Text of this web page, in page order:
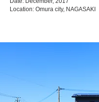
Location: Omura city, NAGASAKI